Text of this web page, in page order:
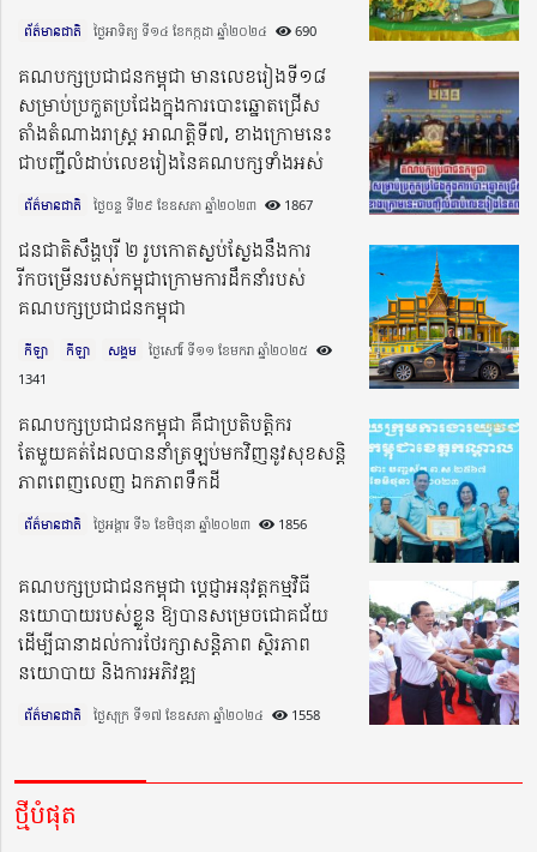
ព័ត៌មានជាតិ ថ្ងៃអាទិត្យ ទី១៤ ខែកក្កដា ឆ្នាំ២០២៤​ 690
គណបក្សប្រជាជនកម្ពុជា មានលេខរៀងទី១៨
សម្រាប់ប្រកួតប្រជែងក្នុងការបោះឆ្នោតជ្រើស
តាំងតំណាងរាស្រ្ត អាណត្តិទី៧, ខាងក្រោមនេះ
ជាបញ្ជីលំដាប់លេខរៀងនៃគណបក្សទាំងអស់
ព័ត៌មានជាតិ ថ្ងៃចន្ទ ទី២៩ ខែឧសភា ឆ្នាំ២០២៣​ 1867
ជនជាតិសឹង្ហបុរី ២ រូបកោតស្ងប់ស្ងែងនឹងការ
រីកចម្រើនរបស់កម្ពុជាក្រោមការដឹកនាំរបស់
គណបក្សប្រជាជនកម្ពុជា
កីឡា កីឡា សង្គម
ថ្ងៃសៅរ៍ ទី១១ ខែមករា ឆ្នាំ២០២៥​
1341
គណបក្សប្រជាជនកម្ពុជា គឺជាប្រតិបត្តិករ
តែមួយគត់ដែលបាននាំត្រឡប់មកវិញនូវសុខសន្តិ
ភាពពេញលេញ ឯកភាពទឹកដី
ព័ត៌មានជាតិ ថ្ងៃអង្គារ ទី៦ ខែមិថុនា ឆ្នាំ២០២៣​ 1856
គណបក្សប្រជាជនកម្ពុជា ប្តេជ្ញាអនុវត្តកម្មវិធី
នយោបាយរបស់ខ្លួន ឱ្យបានសម្រេចជោគជ័យ
ដើម្បីធានាដល់ការថែរក្សាសន្តិភាព ស្ថិរភាព
នយោបាយ និងការអភិវឌ្ឍ
ព័ត៌មានជាតិ ថ្ងៃសុក្រ ទី១៧ ខែឧសភា ឆ្នាំ២០២៤​ 1558
ថ្មីបំផុត